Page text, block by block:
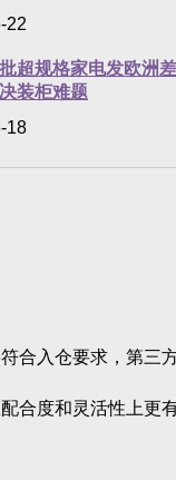
22
超规格家电发欧洲
装柜难题
18
入仓要求，第三方
度和灵活性上更